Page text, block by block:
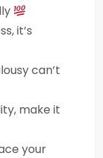
it’s
can’t
make it
your